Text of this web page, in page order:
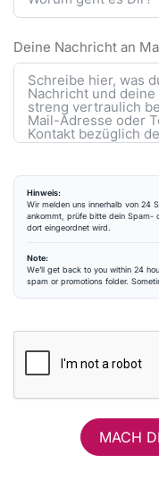
Deine Nachricht an
Hinweis:
Wir melden uns innerhalb von 24
ankommt, prüfe bitte dein Spam-
dort eingeordnet wird.
Note:
We’ll get back to you within 24
spam or promotions folder.
MACH